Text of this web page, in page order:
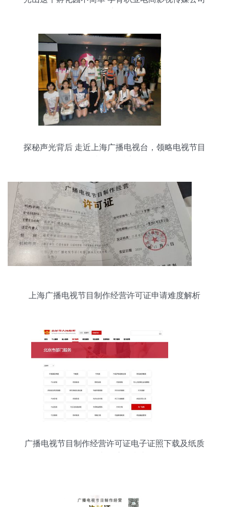
探秘声光背后 走近上海广播电视台，领略电视节目
上海广播电视节目制作经营许可证申请难度解析
广播电视节目制作经营许可证电子证照下载及纸质